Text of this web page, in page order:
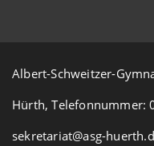
Albert-Schweitzer-
Hürth, Telefonnummer:
sekretariat@asg-